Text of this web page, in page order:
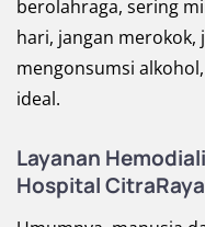
berolahraga, sering
hari, jangan merokok,
mengonsumsi
ideal.
Layanan
Hospital CitraRaya